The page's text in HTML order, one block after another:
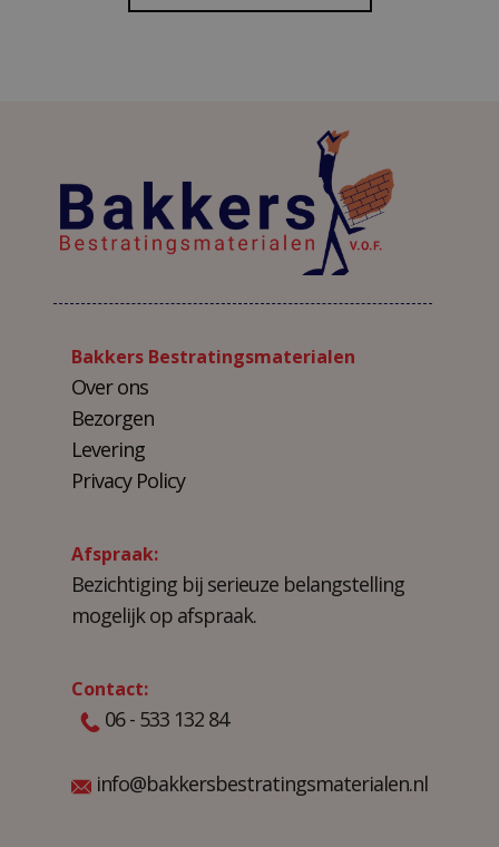
Bakkers Bestratingsmaterialen
Over ons
Bezorgen
Levering
Privacy Policy
Afspraak:
Bezichtiging bij serieuze belangstelling
mogelijk op afspraak.
Contact:
06 - 533 132 84
info@bakkersbestratingsmaterialen.nl